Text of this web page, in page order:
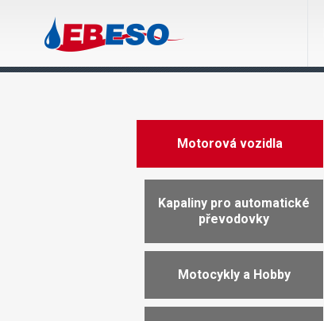
Motorová vozidla
Kapaliny pro automatické
převodovky
Motocykly a Hobby